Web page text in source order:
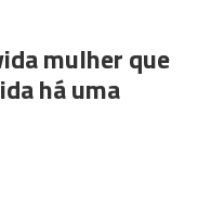
mulher que
há uma